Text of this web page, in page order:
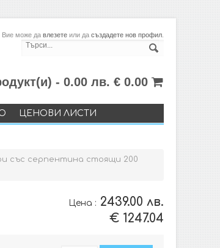
Вие може да влезете или да създадете нов профил
- 0.00 лв. € 0.00
ЦЕНОВИ ЛИСТИ
със серпентина стоящи 200
Цена : 2439.00 лв.
€ 1247.04